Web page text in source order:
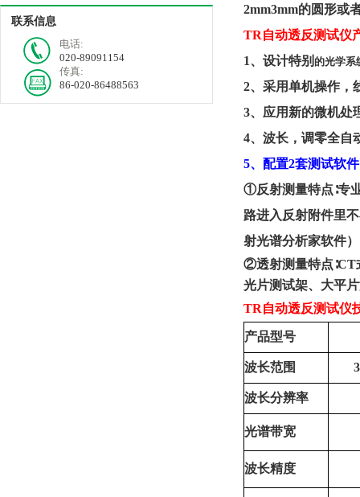
联系信息
电话:
020-89091154
传真:
86-020-86488563
2mm3mm的圆形或
TR自动透反测试仪
1、 设计特别 的光学系
2、 采用单机操作，
3、 应用新的微机处
4、 波长，调零全自
5、配置2套测试软件
①反射测量特点∶专
路进入反射附件里
射光谱分析家软件
②透射测量特点∶CT
光片测试架、大平
TR自动透反测试仪
产品型号
波长范围
波长分辨率
光谱带宽
波长精度